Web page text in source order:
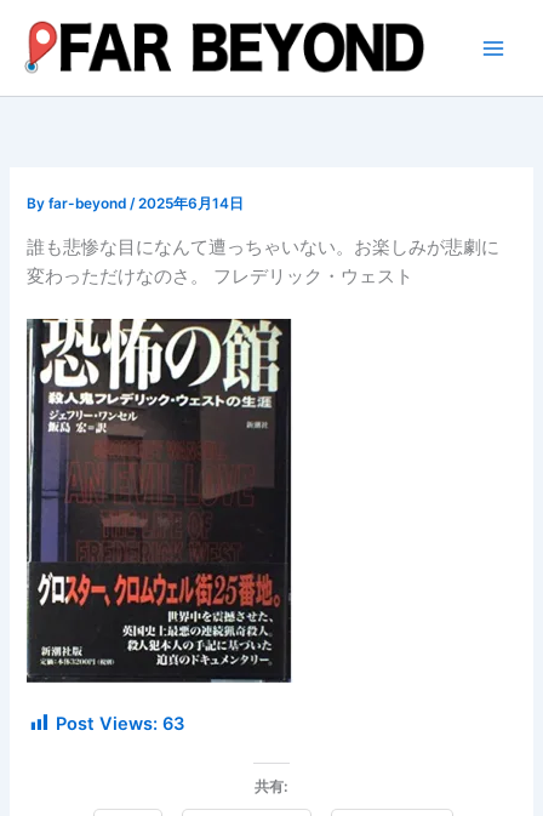
ス
Byfar-beyond/2025年6月14日
誰も悲惨な目になんて遭っちゃいない。お楽しみが悲劇に
変わっただけなのさ。 フレデリック・ウェスト
Post Views: 63
共有: